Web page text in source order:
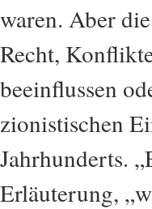
waren. Aber
Recht,
beeinflussen
zionistischen
Jahrhunderts.
Erläuterung,